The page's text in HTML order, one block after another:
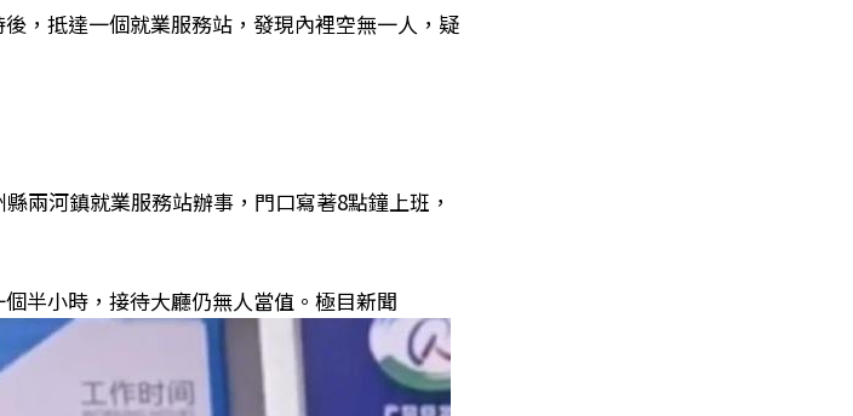
，抵達一個就業服務站，發現內裡空無一人，疑
兩河鎮就業服務站辦事，門口寫著8點鐘上班，
半小時，接待大廳仍無人當值。極目新聞